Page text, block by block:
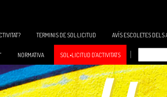
TERMINIS DE SOL·LICITUD AVÍS ESCOLETES
NORMATIVA SOL•LICITUD D'ACTIVITATS